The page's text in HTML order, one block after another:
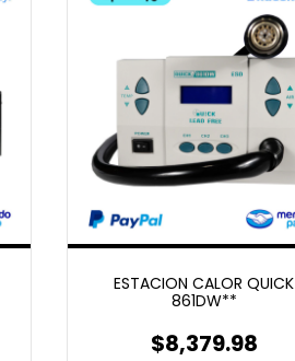
ESTACION CALOR QUICK
861DW**
$8,379.98